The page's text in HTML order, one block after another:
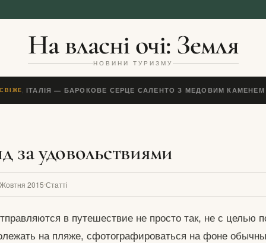
На власні очі: Земля
НОВИНИ ТУРИЗМУ
СВІЖЕІТАЛІЯ — БАРОКОВЕ СЕРЦЕ САЛЕНТО З МЕДОВИМ КАМЕНЕМ
за удовольствиями
2015 Статті
в путешествие не просто так, не с целью
на пляже, сфотографироваться на фоне